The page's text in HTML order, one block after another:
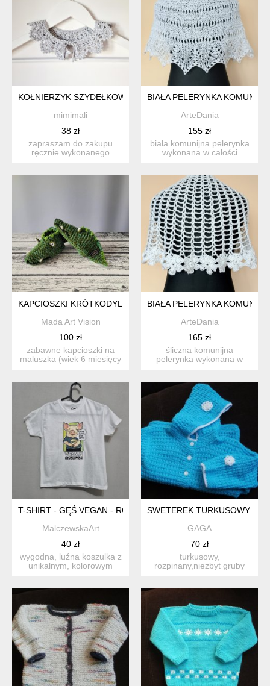
KOŁNIERZYK SZYDEŁKOWY DLA DZIEWCZYNKI
mimimali
38 zł
zapraszam do zakupu
ręcznie wykonanego
BIAŁA PELERYNKA
ArteDania
155 zł
biała komunijna pelerynka
wykonana w całości
KAPCIOSZKI KRÓTKODYLKI
Mada Art Vision
100 zł
zabawne kapcioszki na
maluszka (wiek 6 miesięcy
BIAŁA PELERYNKA
ArteDania
165 zł
śliczna komunijna
pelerynka wykonana w
T-SHIRT - GĘŚ VEGAN - ROZM. 116 (DZIECIĘCA)
MalczewskaArt
40 zł
wygodna, luźna koszulka z
unikalnym, kolorowym
SWETEREK TURKUSOWY
GAGA
70 zł
turkusowy,
rozpinany,niezbyt gruby